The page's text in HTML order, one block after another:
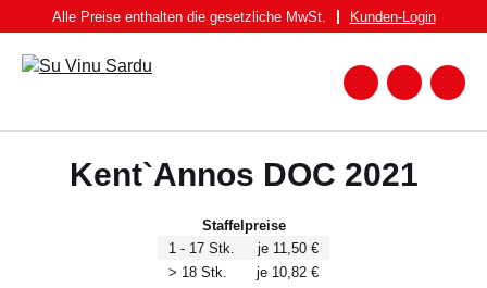
Inhalt
springen
WEISSWEIN
Zum
Alle Preise enthalten die gesetzliche MwSt. Kunden-Login
Kent`Annos DOC 2021
Staffelpreise
1 - 17 Stk.
je 11,50 €
> 18 Stk.
je 10,82 €